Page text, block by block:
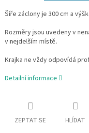
Šíře záclony je 300 cm a
Rozměry jsou uvedeny v
v nejdelším místě.
Krajka ne vždy odpovídá
Detailní informace
ZEPTAT SE HLÍDAT